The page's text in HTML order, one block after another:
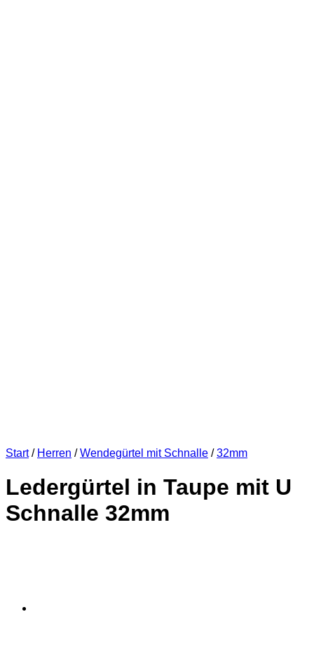
Start / Herren / Wendegürtel mit Schnalle / 32mm
Ledergürtel in Taupe mit U
Schnalle 32mm